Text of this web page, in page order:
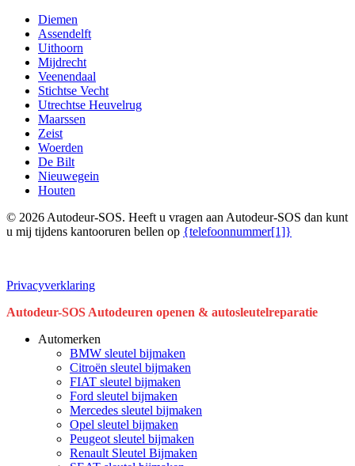
Diemen
Assendelft
Uithoorn
Mijdrecht
Veenendaal
Stichtse Vecht
Utrechtse Heuvelrug
Maarssen
Zeist
Woerden
De Bilt
Nieuwegein
Houten
© 2026 Autodeur-SOS. Heeft u vragen aan Autodeur-SOS dan kunt
u mij tijdens kantooruren bellen op {telefoonnummer[1]}
Privacyverklaring
Close
Autodeur-SOS Autodeuren openen & autosleutelreparatie
Automerken
BMW sleutel bijmaken
Citroën sleutel bijmaken
FIAT sleutel bijmaken
Ford sleutel bijmaken
Mercedes sleutel bijmaken
Opel sleutel bijmaken
Peugeot sleutel bijmaken
Renault Sleutel Bijmaken